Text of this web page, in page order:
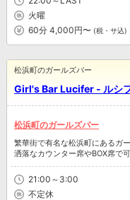
火曜
60分 4,000円〜 (税・サ込)
Girl's Bar Lucifer - ルシ
松浜町のガールズバー
松浜町のガールズバー
繁華街で有名な松浜町にあるガ
洒落なカウンター席やBOX席で
21:00～3:00
不定休